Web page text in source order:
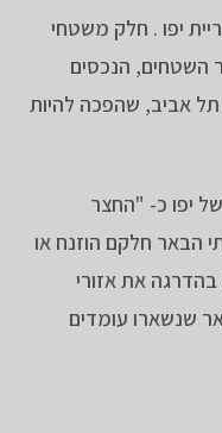
עיריית יפו . חלק משטחי
השטחים, הנכסים
תל אביב, שהפכה להיות
יפו כ- "החצר
הבאר חלקם הוזנח או
את אזורי
שנשארו עומדים